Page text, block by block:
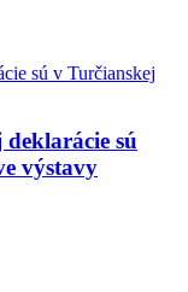
sú
výstavy